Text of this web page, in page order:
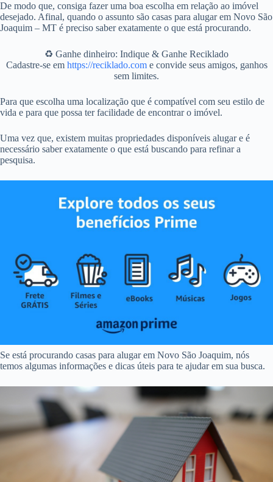
De modo que, consiga fazer uma boa escolha em relação ao imóvel
desejado. Afinal, quando o assunto são casas para alugar em Novo São
Joaquim – MT é preciso saber exatamente o que está procurando.
♻️ Ganhe dinheiro: Indique & Ganhe Reciklado
Cadastre-se em https://reciklado.come convide seus amigos, ganhos
sem limites.
Para que escolha uma localização que é compatível com seu estilo de
vida e para que possa ter facilidade de encontrar o imóvel.
Uma vez que, existem muitas propriedades disponíveis alugar e é
necessário saber exatamente o que está buscando para refinar a
pesquisa.
Se está procurando casas para alugar em Novo São Joaquim, nós
temos algumas informações e dicas úteis para te ajudar em sua busca.